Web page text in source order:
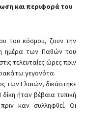
και περιφορά του
του κόσμου, ζουν την
ημέρα των Παθών του
τελευταίες ώρες πριν
γεγονότα.
των Ελαιών, δικάστηκε
ήταν βέβαια τυπική
καν συλληφθεί. Οι